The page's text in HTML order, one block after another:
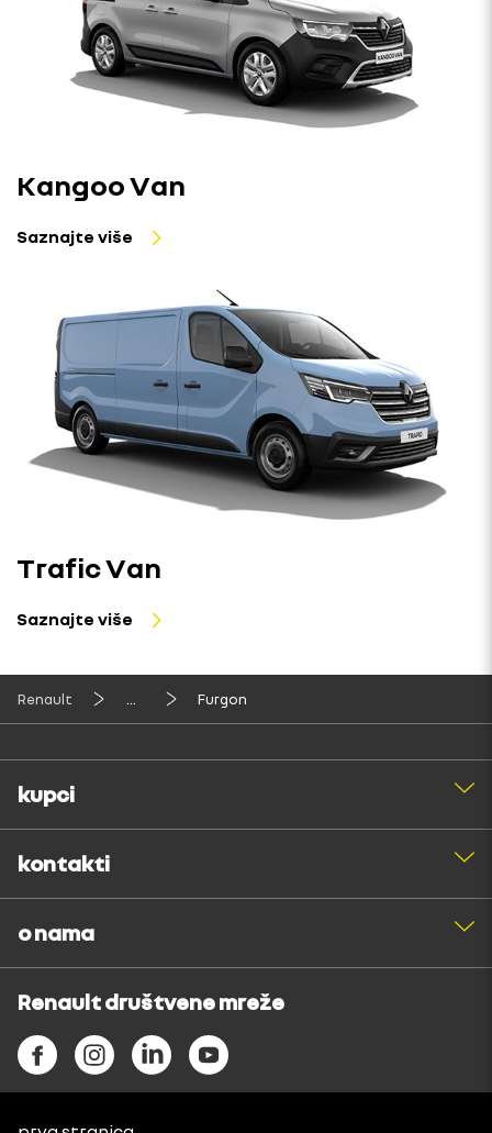
Kangoo Van
Saznajte više
Trafic Van
Saznajte više